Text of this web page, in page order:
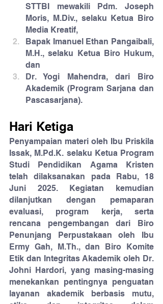
STTBI mewakili Pdm. Joseph
Moris, M.Div., selaku Ketua Biro
Media Kreatif,
Bapak Imanuel Ethan Pangaibali,
M.H., selaku Ketua Biro Hukum,
dan
Dr. Yogi Mahendra, dari Biro
Akademik (Program Sarjana dan
Pascasarjana).
Hari Ketiga
Penyampaian materi oleh Ibu Priskila
Issak, M.Pd.K. selaku Ketua Program
Studi Pendidikan Agama Kristen
telah dilaksanakan pada Rabu, 18
Juni 2025. Kegiatan kemudian
dilanjutkan dengan pemaparan
evaluasi, program kerja, serta
rencana pengembangan dari Biro
Penunjang Perpustakaan oleh Ibu
Ermy Gah, M.Th., dan Biro Komite
Etik dan Integritas Akademik oleh Dr.
Johni Hardori, yang masing-masing
menekankan pentingnya penguatan
layanan akademik berbasis mutu,